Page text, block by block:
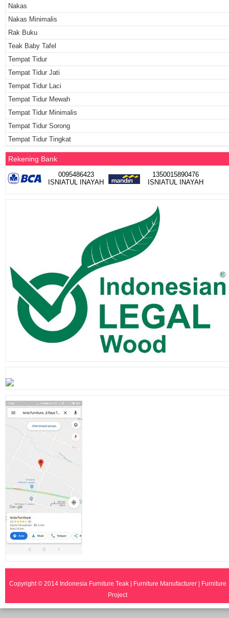
Nakas
Nakas Minimalis
Rak Buku
Teak Baby Tafel
Tempat Tidur
Tempat Tidur Jati
Tempat Tidur Laci
Tempat Tidur Mewah
Tempat Tidur Minimalis
Tempat Tidur Sorong
Tempat Tidur Tingkat
Rekening Bank
0095486423
ISNIATUL INAYAH
1350015890476
ISNIATUL INAYAH
Copyright © 2014 Indonesia Furniture Teak | Furniture Manufacturer | Furniture
Project